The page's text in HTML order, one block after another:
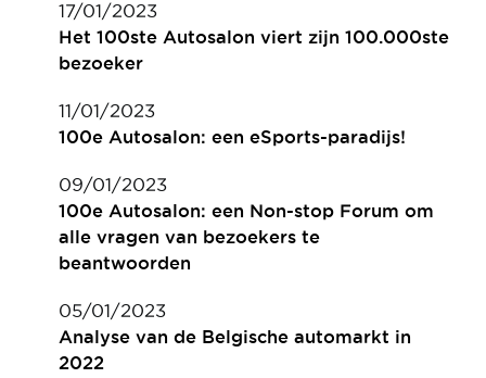
17/01/2023
Het 100ste Autosalon viert zijn 100.000ste
bezoeker
11/01/2023
100e Autosalon: een eSports-paradijs!
09/01/2023
100e Autosalon: een Non-stop Forum om
alle vragen van bezoekers te
beantwoorden
05/01/2023
Analyse van de Belgische automarkt in
2022